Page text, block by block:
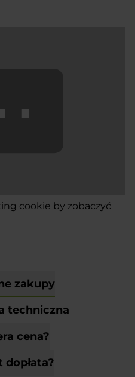
cookie by zobaczyć
zakupy
techniczna
cena?
dopłata?